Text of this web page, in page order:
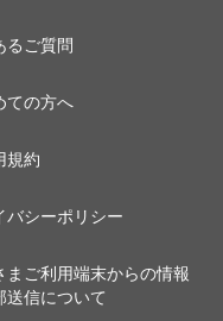
るご質問
ての方へ
規約
バシーポリシー
まご利用端末からの情報
送信について